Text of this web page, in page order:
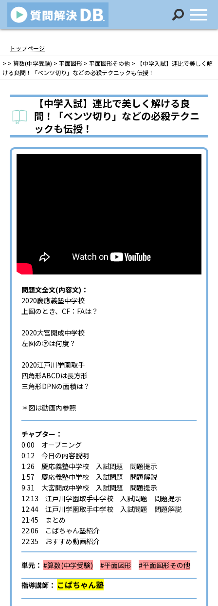
ン
ン
ツ
ス
キ
ッ
ビ
ー
シ
ン
に
移
トップページ
> > 算数(中学受験) > 平面図形 > 平面図形その他 >
【中学入試】連比で美しく解
ける良問！「ベンツ切り」などの必殺テクニックも伝授！
【中学入試】連比で美しく解ける良
問！「ベンツ切り」などの必殺テクニ
ックも伝授！
問題文全文(内容文)：
2020慶應義塾中学校
上図のとき、CF：FAは？
2020大宮開成中学校
左図の㋐は何度？
2020江戸川学園取手
四角形ABCDは長方形
三角形DPNの面積は？
＊図は動画内参照
チャプター：
0:00​ オープニング
0:12 今日の内容説明
1:26 慶応義塾中学校 入試問題 問題提示
1:57 慶応義塾中学校 入試問題 問題解説
9:31 大宮開成中学校 入試問題 問題提示
12:13 江戸川学園取手中学校 入試問題 問題提示
12:44 江戸川学園取手中学校 入試問題 問題解説
21:45 まとめ
22:06 こばちゃん塾紹介
22:35 おすすめ動画紹介
単元： #算数(中学受験) #平面図形 #平面図形その他
指導講師： こばちゃん塾